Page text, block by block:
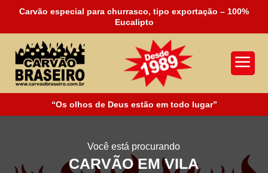
Carvão especial para churrasco, tipo exportação – 100%
Eucalipto
a
“Os olhos de Deus estão em todo lugar”
Você está procurando
CARVÃO EM VILA